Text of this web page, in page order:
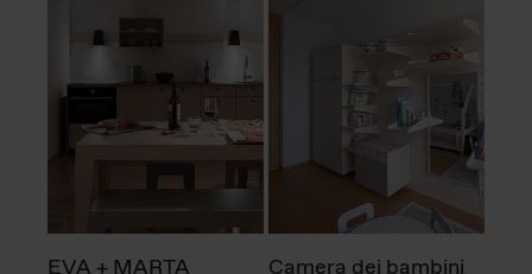
EVA + MARTA
Camera dei bambini